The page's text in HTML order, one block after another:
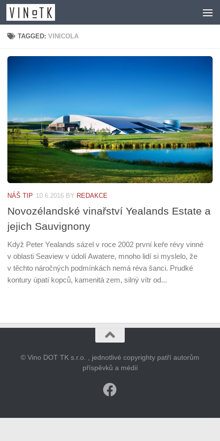
Skip to content
TAGGED:VINICOLA
NÁŠ TIP 10.6.2016 BY REDAKCE
Novozélandské vinařství Yealands Estate a
jejich Sauvignony
Když Peter Yealands sázel v roce 2002 první keře révy vinné
v oblasti Seaview v údolí Awatere, mnoho lidí si myslelo, že
v těchto náročných podmínkách nemá réva šanci. Prudké
kontury úpatí kopců, kamenitá zem, silný vítr od...
© Vino DOT TK s.r.o. , jednotlivé copyrighty patří autorům
příspěvků a médií